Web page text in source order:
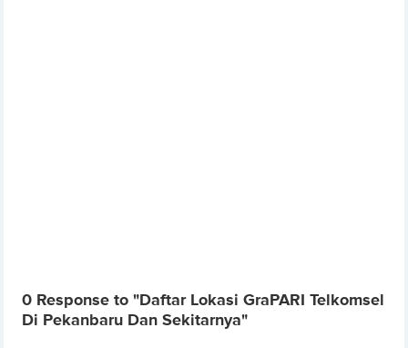
0 Response to "Daftar Lokasi GraPARI Telkomsel
Di Pekanbaru Dan Sekitarnya"